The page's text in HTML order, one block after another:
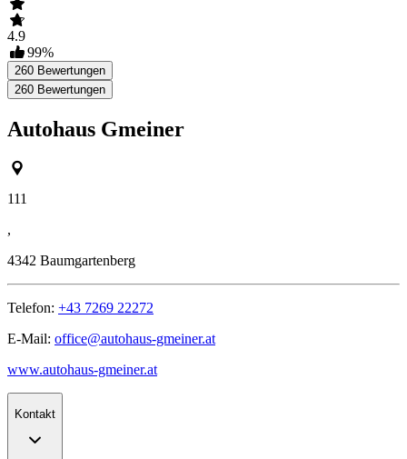
4.9
99%
260 Bewertungen
260 Bewertungen
Autohaus Gmeiner
111
,
4342 Baumgartenberg
Telefon: +43 7269 22272
E-Mail: office@autohaus-gmeiner.at
www.autohaus-gmeiner.at
Kontakt